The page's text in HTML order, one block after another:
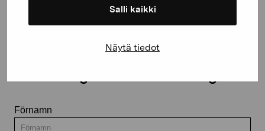
Salli kaikki
Näytä tiedot
Håll dig uppdaterad om aktuella
Förnamn